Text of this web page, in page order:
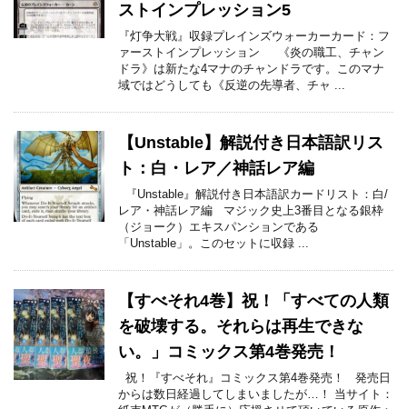
ストインプレッション5
『灯争大戦』収録プレインズウォーカーカード：フ
ァーストインプレッション 《炎の職工、チャン
ドラ》は新たな4マナのチャンドラです。このマナ
域ではどうしても《反逆の先導者、チャ ...
【Unstable】解説付き日本語訳リス
ト：白・レア／神話レア編
『Unstable』解説付き日本語訳カードリスト：白/
レア・神話レア編 マジック史上3番目となる銀枠
（ジョーク）エキスパンションである
「Unstable」。このセットに収録 ...
【すべそれ4巻】祝！「すべての人類
を破壊する。それらは再生できな
い。」コミックス第4巻発売！
祝！『すべそれ』コミックス第4巻発売！ 発売日
からは数日経過してしまいましたが…！ 当サイト：